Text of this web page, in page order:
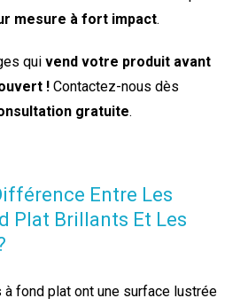
mesure à fort impact.
qui vend votre produit avant
!Contactez-nous dès
gratuite.
Entre Les
Plat Brillants Et Les
fond plat ont une surface lustrée